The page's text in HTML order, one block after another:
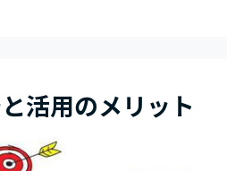
活用のメリット